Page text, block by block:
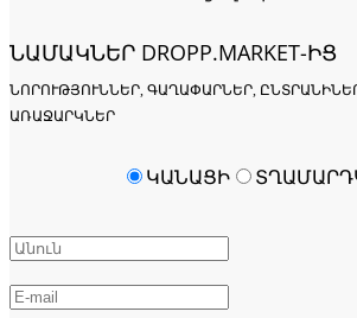
ՆԱՄԱԿՆԵՐ DROPP.MARKET-ԻՑ
ՆՈՐՈՒԹՅՈՒՆՆԵՐ, ԳԱՂԱՓԱՐՆԵՐ, ԸՆՏՐԱՆԻՆԵՐ
ՌԱՋԱՐԿՆԵՐ
ԿԱՆԱՑԻ